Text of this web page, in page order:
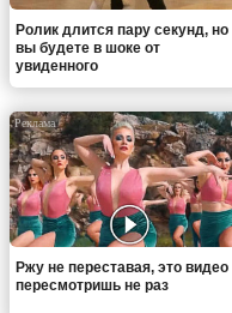
Ролик длится пару секунд, но
вы будете в шоке от
увиденного
Ржу не переставая, это видео
пересмотришь не раз